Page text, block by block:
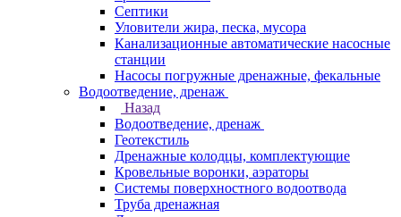
Септики
Уловители жира, песка, мусора
Канализационные автоматические насосные
станции
Насосы погружные дренажные, фекальные
Водоотведение, дренаж
Назад
Водоотведение, дренаж
Геотекстиль
Дренажные колодцы, комплектующие
Кровельные воронки, аэраторы
Системы поверхностного водоотвода
Труба дренажная